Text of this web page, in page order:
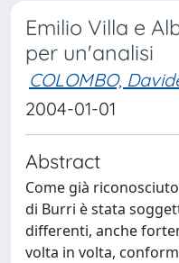
Emilio Villa e
per un'analisi
COLOMBO,
2004-01-01
Abstract
Come già
di Burri è stata
differenti, anche
volta in volta,